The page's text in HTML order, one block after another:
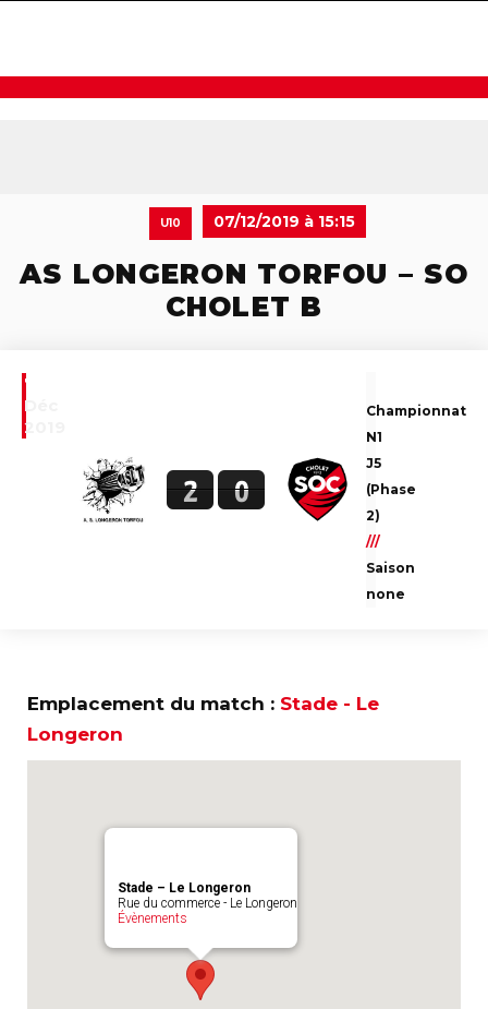
U10 07/12/2019 à 15:15
AS LONGERON TORFOU – SO
CHOLET B
7
Déc
2019
2 0
Championnat
N1
J5
(Phase
2)
///
Saison
none
Ce match est sponsorisé par
Emplacement du match : Stade - Le
Longeron
Stade – Le Longeron
Rue du commerce - Le Longeron
Évènements